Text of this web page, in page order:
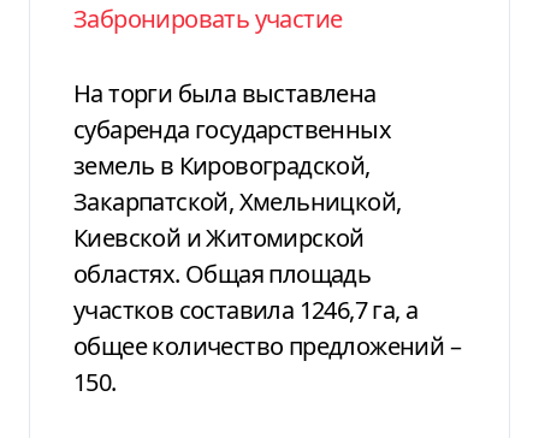
Забронировать участие
На торги была выставлена
субаренда государственных
земель в Кировоградской,
Закарпатской, Хмельницкой,
Киевской и Житомирской
областях. Общая площадь
участков составила 1246,7 га, а
общее количество предложений –
150.